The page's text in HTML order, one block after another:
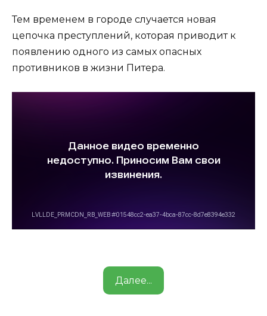
Тем временем в городе случается новая
цепочка преступлений, которая приводит к
появлению одного из самых опасных
противников в жизни Питера.
Далее...